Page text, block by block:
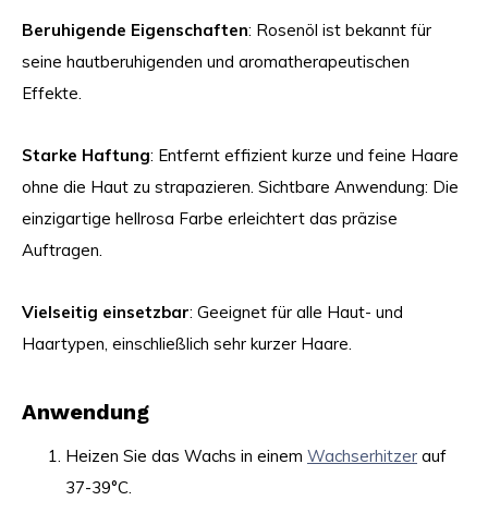
Beruhigende Eigenschaften: Rosenöl ist bekannt für
seine hautberuhigenden und aromatherapeutischen
Effekte.
Starke Haftung: Entfernt effizient kurze und feine Haare
ohne die Haut zu strapazieren. Sichtbare Anwendung: Die
einzigartige hellrosa Farbe erleichtert das präzise
Auftragen.
Vielseitig einsetzbar: Geeignet für alle Haut- und
Haartypen, einschließlich sehr kurzer Haare.
Anwendung
Heizen Sie das Wachs in einem Wachserhitzer auf
37-39°C.